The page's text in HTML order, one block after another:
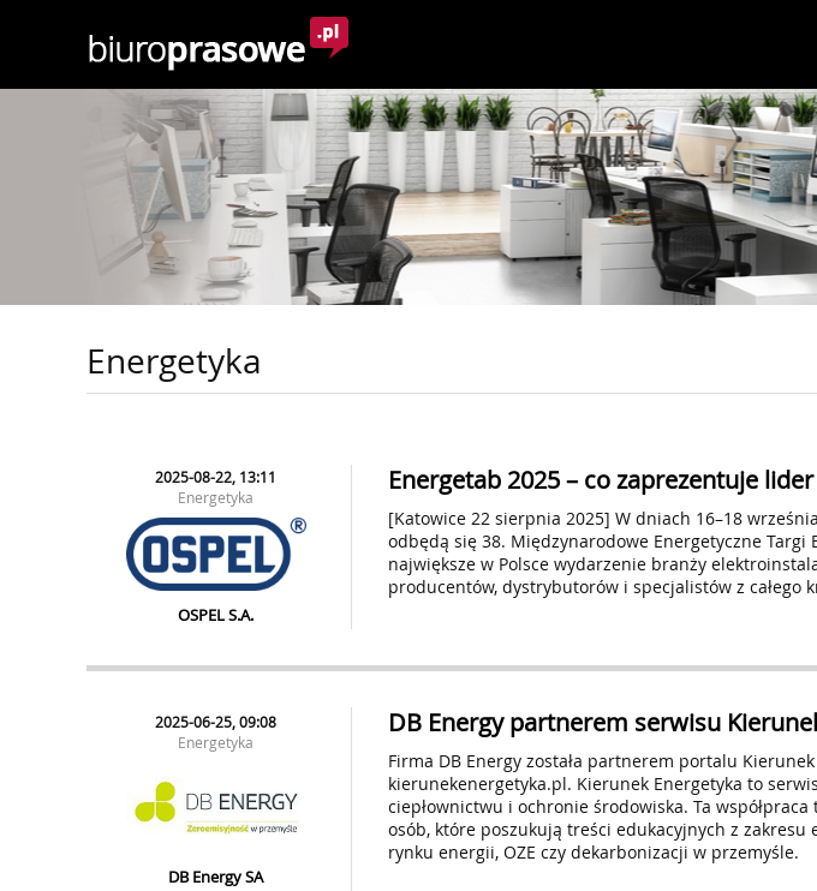
Energetyka
2025-08-22, 13:11
Energetyka
OSPEL S.A.
Energetab 2025 – co zaprezentuje
[Katowice 22 sierpnia 2025] W dniach 16–18
odbędą się 38. Międzynarodowe Energetyczne Targi
największe w Polsce wydarzenie branży
producentów, dystrybutorów i specjalistów z całego
2025-06-25, 09:08
Energetyka
DB Energy SA
DB Energy partnerem serwisu
Firma DB Energy została partnerem portalu
kierunekenergetyka.pl. Kierunek Energetyka to
ciepłownictwu i ochronie środowiska. Ta
osób, które poszukują treści edukacyjnych z zakresu
rynku energii, OZE czy dekarbonizacji w przemyśle.